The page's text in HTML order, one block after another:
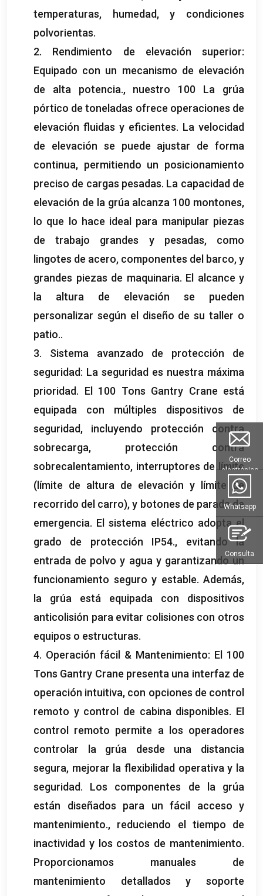
temperaturas, humedad, y condiciones
polvorientas.
2. Rendimiento de elevación superior:
Equipado con un mecanismo de elevación
de alta potencia., nuestro 100 La grúa
pórtico de toneladas ofrece operaciones de
elevación fluidas y eficientes. La velocidad
de elevación se puede ajustar de forma
continua, permitiendo un posicionamiento
preciso de cargas pesadas. La capacidad de
elevación de la grúa alcanza 100 montones,
lo que lo hace ideal para manipular piezas
de trabajo grandes y pesadas, como
lingotes de acero, componentes del barco, y
grandes piezas de maquinaria. El alcance y
la altura de elevación se pueden
personalizar según el diseño de su taller o
patio..
3. Sistema avanzado de protección de
seguridad: La seguridad es nuestra máxima
prioridad. El 100 Tons Gantry Crane está
equipada con múltiples dispositivos de
seguridad, incluyendo protección contra
sobrecarga, protección contra
sobrecalentamiento, interruptores de límite
(límite de altura de elevación y límite de
recorrido del carro), y botones de parada de
emergencia. El sistema eléctrico adopta el
grado de protección IP54., evitando la
entrada de polvo y agua y garantizando un
funcionamiento seguro y estable. Además,
la grúa está equipada con dispositivos
anticolisión para evitar colisiones con otros
equipos o estructuras.
4. Operación fácil & Mantenimiento: El 100
Tons Gantry Crane presenta una interfaz de
operación intuitiva, con opciones de control
remoto y control de cabina disponibles. El
control remoto permite a los operadores
controlar la grúa desde una distancia
segura, mejorar la flexibilidad operativa y la
seguridad. Los componentes de la grúa
están diseñados para un fácil acceso y
mantenimiento., reduciendo el tiempo de
inactividad y los costos de mantenimiento.
Proporcionamos manuales de
mantenimiento detallados y soporte
Correo
electrónico
Whatsapp
Consulta